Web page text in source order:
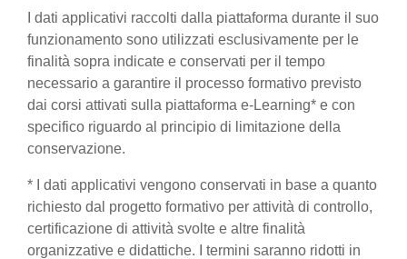
I dati applicativi raccolti dalla piattaforma durante il suo
funzionamento sono utilizzati esclusivamente per le
finalità sopra indicate e conservati per il tempo
necessario a garantire il processo formativo previsto
dai corsi attivati sulla piattaforma e-Learning* e con
specifico riguardo al principio di limitazione della
conservazione.
* I dati applicativi vengono conservati in base a quanto
richiesto dal progetto formativo per attività di controllo,
certificazione di attività svolte e altre finalità
organizzative e didattiche. I termini saranno ridotti in